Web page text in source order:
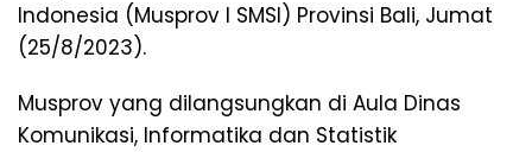
Indonesia (Musprov I SMSI) Provinsi Bali, Jumat
(25/8/2023).
Musprov yang dilangsungkan di Aula Dinas
Komunikasi, Informatika dan Statistik